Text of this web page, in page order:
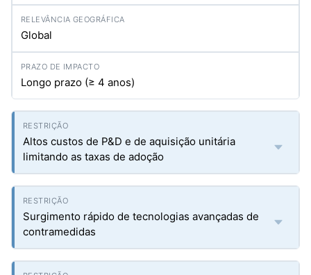
Global
Longo prazo (≥ 4 anos)
Altos custos de P&D e de aquisição unitária
limitando as taxas de adoção
Surgimento rápido de tecnologias avançadas de
contramedidas